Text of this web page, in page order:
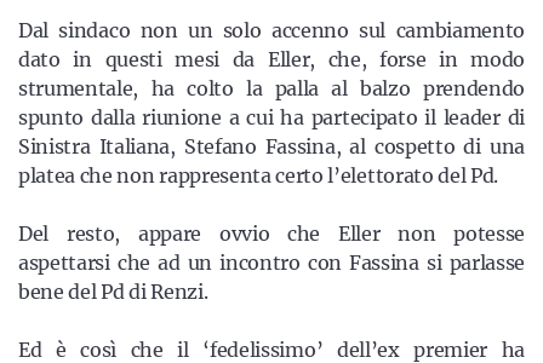
Dal sindaco non un solo accenno sul cambiamento
dato in questi mesi da Eller, che, forse in modo
strumentale, ha colto la palla al balzo prendendo
spunto dalla riunione a cui ha partecipato il leader di
Sinistra Italiana, Stefano Fassina, al cospetto di una
platea che non rappresenta certo l’elettorato del Pd.
Del resto, appare ovvio che Eller non potesse
aspettarsi che ad un incontro con Fassina si parlasse
bene del Pd di Renzi.
Ed è così che il ‘fedelissimo’ dell’ex premier ha